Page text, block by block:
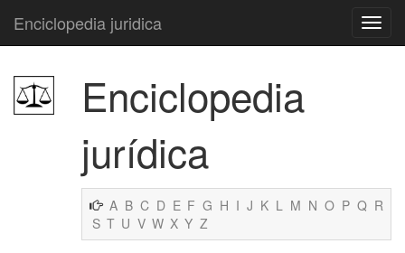
Enciclopedia juridica
Enciclopedia
jurídica
A B C D E F G H I J K L M N O P Q R
S T U V W X Y Z